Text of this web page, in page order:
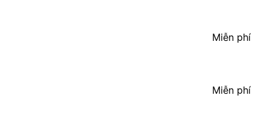
Miễn phí
Miễn phí